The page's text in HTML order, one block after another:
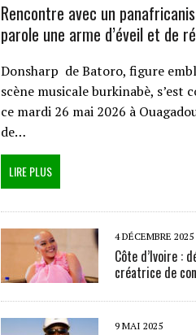
Rencontre avec un
parole une arme d’éveil et de
Donsharp de Batoro, figure
scène musicale burkinabè, s’est
ce mardi 26 mai 2026 à
de…
LIRE PLUS
4 DÉCEMBRE 2025
Côte d’Ivoire :
créatrice de
9 MAI 2025